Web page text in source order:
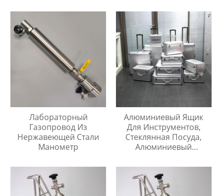
Лабораторный
Газопровод Из
Нержавеющей Стали
Манометр
Алюминиевый Ящик
Для Инструментов,
Стеклянная Посуда,
Алюминиевый